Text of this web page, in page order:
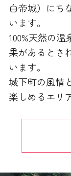
白帝城）にち
います。
100%天然の
果があるとさ
います。
城下町の風情
楽しめるエリ